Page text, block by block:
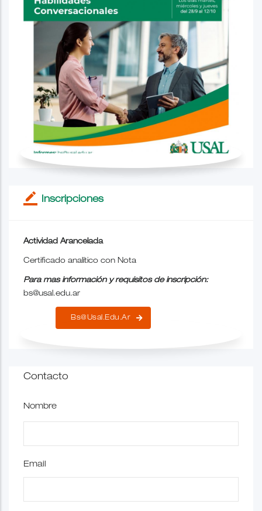
border_color Inscripciones
Actividad Arancelada
Certificado analítico con Nota
Para mas información y requisitos de inscripción:
bs@usal.edu.ar
Bs@usal.edu.ar
Contacto
Nombre
Email